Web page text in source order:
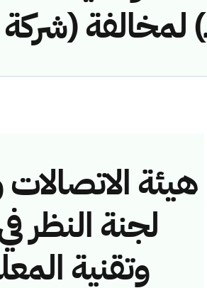
هيئة الاتصالات
لجنة النظر